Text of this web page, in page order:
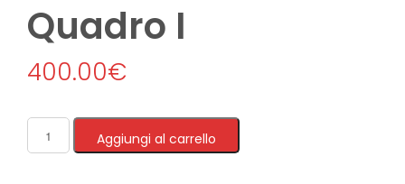
Quadro I
400.00€
Aggiungi al carrello